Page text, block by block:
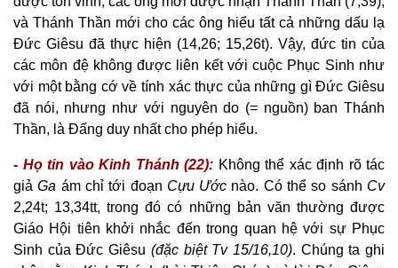
và Thánh Thần mới cho các ông hiểu tất cả những dấu lạ
Đức Giêsu đã thực hiện (14,26; 15,26t). Vậy, đức tin của
các môn đệ không được liên kết với cuộc Phục Sinh như
với một bằng cớ về tính xác thực của những gì Đức Giêsu
đã nói, nhưng như với nguyên do (= nguồn) ban Thánh
Thần, là Đấng duy nhất cho phép hiểu.
- Họ tin vào Kinh Thánh (22): Không thể xác định rõ tác
giảGa ám chỉ tới đoạn Cựu Ước nào. Có thể so sánh Cv
2,24t; 13,34tt, trong đó có những bản văn thường được
Giáo Hội tiên khởi nhắc đến trong quan hệ với sự Phục
Sinh của Đức Giêsu (đặc biệt Tv 15/16,10). Chúng ta ghi